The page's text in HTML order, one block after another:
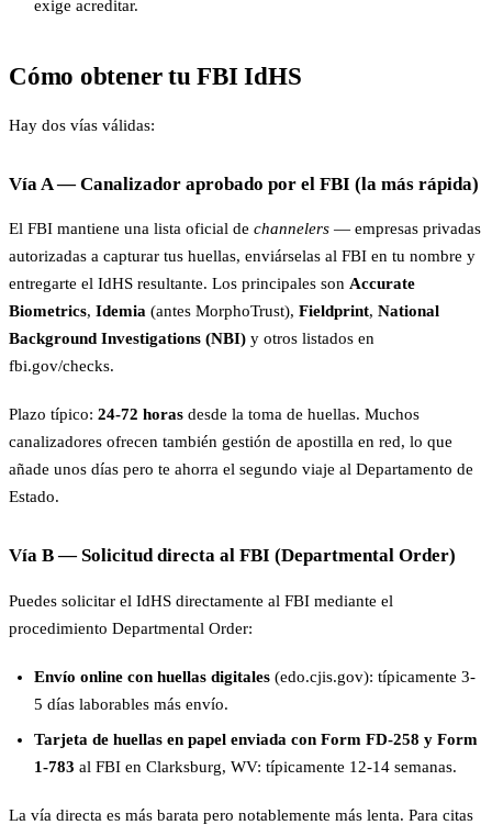
exige acreditar.
Cómo obtener tu FBI IdHS
Hay dos vías válidas:
Vía A — Canalizador aprobado por el FBI (la más rápida)
El FBI mantiene una lista oficial de channelers — empresas privadas
autorizadas a capturar tus huellas, enviárselas al FBI en tu nombre y
entregarte el IdHS resultante. Los principales son Accurate
Biometrics, Idemia (antes MorphoTrust), Fieldprint, National
Background Investigations (NBI) y otros listados en
fbi.gov/checks.
Plazo típico: 24-72 horas desde la toma de huellas. Muchos
canalizadores ofrecen también gestión de apostilla en red, lo que
añade unos días pero te ahorra el segundo viaje al Departamento de
Estado.
Vía B — Solicitud directa al FBI (Departmental Order)
Puedes solicitar el IdHS directamente al FBI mediante el
procedimiento Departmental Order:
Envío online con huellas digitales(edo.cjis.gov): típicamente 3-
5 días laborables más envío.
Tarjeta de huellas en papel enviada con Form FD-258 y Form
1-783 al FBI en Clarksburg, WV: típicamente 12-14 semanas.
La vía directa es más barata pero notablemente más lenta. Para citas